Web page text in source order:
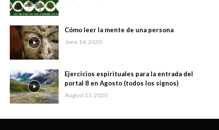
Cómo leer la mente de una persona
June 14, 2020
Ejercicios espirituales para la entrada del
portal 8 en Agosto (todos los signos)
August 11, 2020